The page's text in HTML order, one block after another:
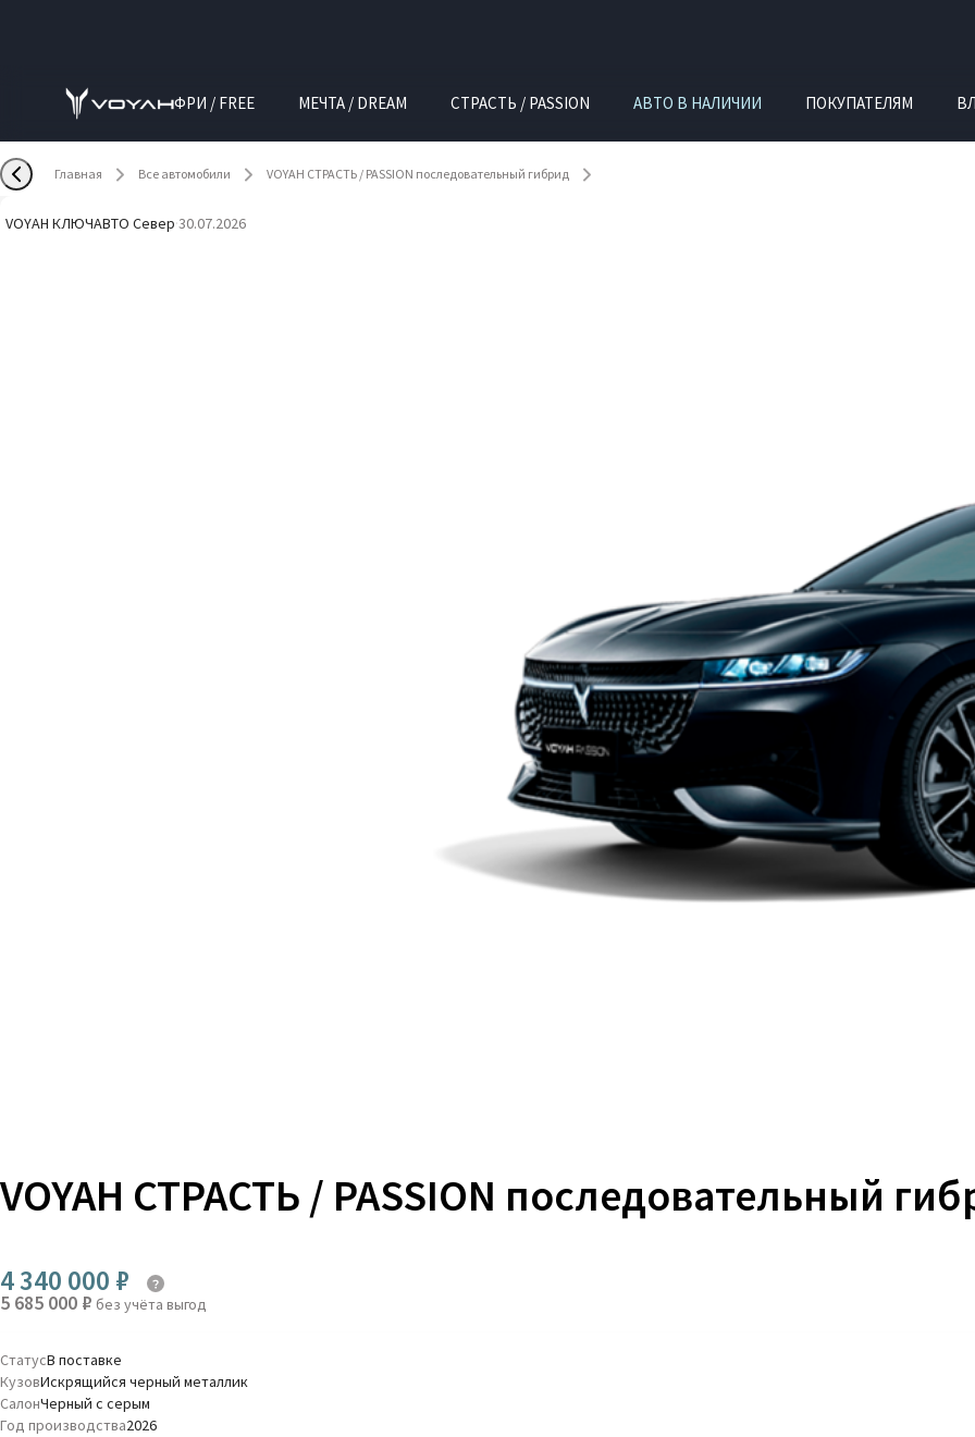
ФРИ / FREE МЕЧТА / DREAM СТРАСТЬ / PASSION АВТО В НАЛИЧИИ ПОКУПАТЕЛЯМ
Главная Все автомобили VOYAH СТРАСТЬ / PASSION последовательный гибрид
VOYAH КЛЮЧАВТО Север·30.07.2026
VOYAH СТРАСТЬ / PASSION последовательный
4 340 000 ₽
5 685 000 ₽ без учёта выгод
СтатусВ поставке
КузовИскрящийся черный металлик
СалонЧерный с серым
Год производства2026